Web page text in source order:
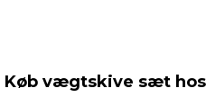
Køb vægtskive sæt